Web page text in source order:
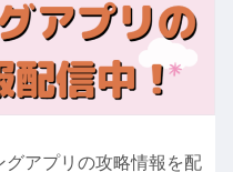
アプリの攻略情報を配